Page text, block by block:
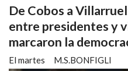
De Cobos a
entre presidentes y
marcaron la
M.S.BONFIGLI
El martes